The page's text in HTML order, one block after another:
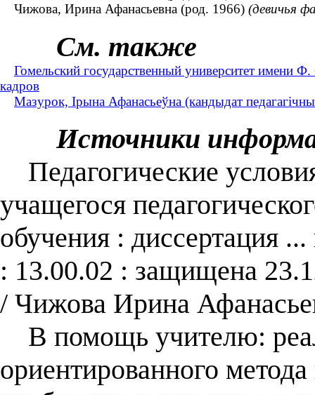
Чижова, Ирина Афанасьевна (род. 1966) (девичья
См. также
Гомельский государственный университет имени
кадров
Мазурок, Ірына Афанасьеўна (кандыдат
Источники
Педагогические
учащегося
обучения : диссертация
: 13.00.02 : защищена
/ Чижова Ирина
В помощь учителю:
ориентированного